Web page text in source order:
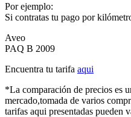
Por ejemplo:
Si contratas tu pago por
Aveo
PAQ B 2009
Encuentra tu tarifa aqui
*La comparación de precios es
mercado,tomada de varios
tarifas aqui presentadas pueden